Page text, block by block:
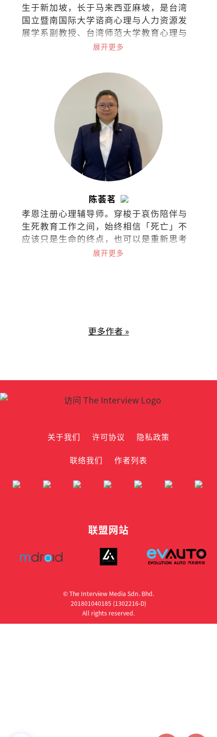
生于新加坡，长于马来西亚麻坡，是台湾
国立暨南国际大学谘商心理与人力资源发
展学系副教授、台湾师范大学教育心理与
辅导学系博士，也是一名谘商心理师。
展开更多
陈荟茗
孝恩注册心理辅导师。穿梭于哀伤陪伴与
生死教育工作之间，始终相信「死亡」不
应该只是生命的终点，也可以是重新思考
与理解生命与关系的起点。
展开更多
更多作者 »
关于我们 许可协议
隐私政策
联络我们
作者列表
联盟网站
© The Interview Media Sdn. Bhd.
201801040185 (1302216­-D)
All rights reserved.